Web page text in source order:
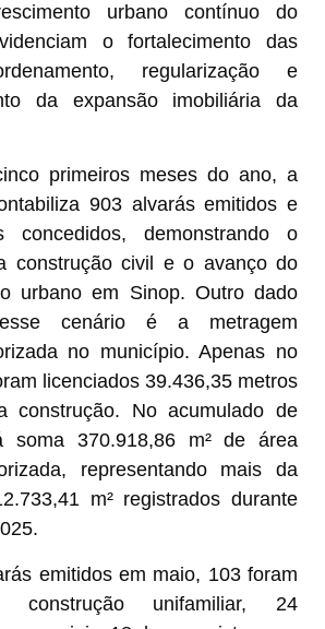
urbano contínuo do
o fortalecimento das
regularização e
da expansão imobiliária da
primeiros meses do ano, a
903 alvarás emitidos e
concedidos, demonstrando o
construção civil e o avanço do
urbano em Sinop. Outro dado
cenário é a metragem
no município. Apenas no
licenciados 39.436,35 metros
construção. No acumulado de
soma 370.918,86 m² de área
representando mais da
m² registrados durante
emitidos em maio, 103 foram
construção unifamiliar, 24